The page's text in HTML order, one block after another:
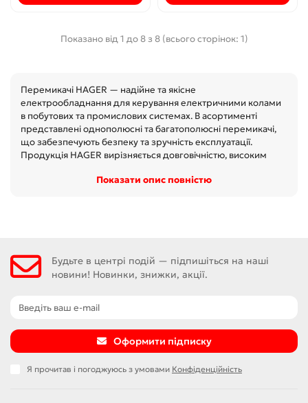
Показано від 1 до 8 з 8 (всього сторінок: 1)
Перемикачі HAGER — надійне та якісне
електрообладнання для керування електричними колами
в побутових та промислових системах. В асортименті
представлені однополюсні та багатополюсні перемикачі,
що забезпечують безпеку та зручність експлуатації.
Продукція HAGER вирізняється довговічністю, високим
міжнародним стандартам якості. Перемикачі ідеально
Показати опис повністю
Показати опис повністю
Будьте в центрі подій — підпишіться на наші
новини! Новинки, знижки, акції.
Оформити підписку
Я прочитав і погоджуюсь з умовами Конфіденційність